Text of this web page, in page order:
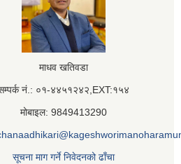
माधव खतिवडा
नं.: ०१-४४५१२४२,EXT:१५४
मोबाइल: 9849413290
सूचना माग गर्ने निवेदनको ढाँचा